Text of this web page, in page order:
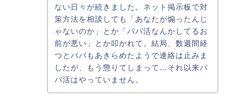
ない日々が続きました。ネット掲示板で対
策方法を相談しても「あなたが煽ったんじ
ゃないのか」とか「パパ活なんかしてるお
前が悪い」とか叩かれて。結局、数週間経
つとパパもあきらめたようで連絡は止みま
したが、もう懲りてしまって…それ以来パ
パ活はやっていません。